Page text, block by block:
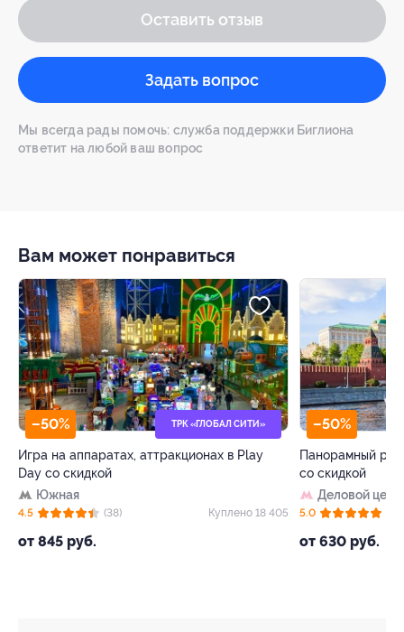
Оставить отзыв
Задать вопрос
Мы всегда рады помочь: служба поддержки Биглиона
ответит на любой ваш вопрос
Вам может понравиться
ТРК «ГЛОБАЛ СИТИ»
в Play
Куплено 18 405
–50% ЗАПИСАТЬСЯ ОНЛАЙН
Панорамный ресторан на борту
(8) Куплено 2